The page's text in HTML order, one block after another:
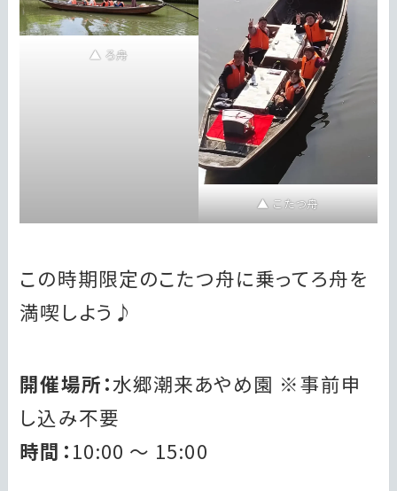
ろ舟
こたつ舟
この時期限定のこたつ舟に乗ってろ舟を
満喫しよう♪
開催場所：水郷潮来あやめ園 ※事前申
し込み不要
時間：10:00 ～ 15:00